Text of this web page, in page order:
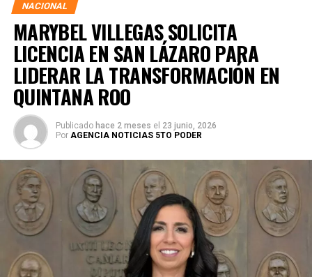
Durante su encargo en la Cámara Alta, Gino Segura centró
su agenda legislativa en iniciativas orientadas a
robustecer el desarrollo económico, la sustentabilidad
turística y la equidad social. Sin embargo, enfatizó que la
coyuntura actual exige priorizar la organización comunitaria
NACIONAL
MARYBEL VILLEGAS SOLICITA
LICENCIA EN SAN LÁZARO PARA
LIDERAR LA TRANSFORMACIÓN EN
QUINTANA ROO
Publicado hace 2 meses el 23 junio, 2026
Por AGENCIA NOTICIAS 5TO PODER